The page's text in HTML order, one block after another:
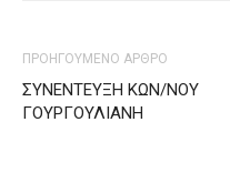
ΠΡΟΗΓΟΥΜΕΝΟ ΑΡΘΡΟ
ΣΥΝΕΝΤΕΥΞΗ ΚΩΝ/ΝΟΥ
ΓΟΥΡΓΟΥΛΙΑΝΗ